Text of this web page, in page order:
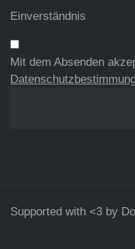
Einverständnis
Mit dem Absenden
Supported with <3 by